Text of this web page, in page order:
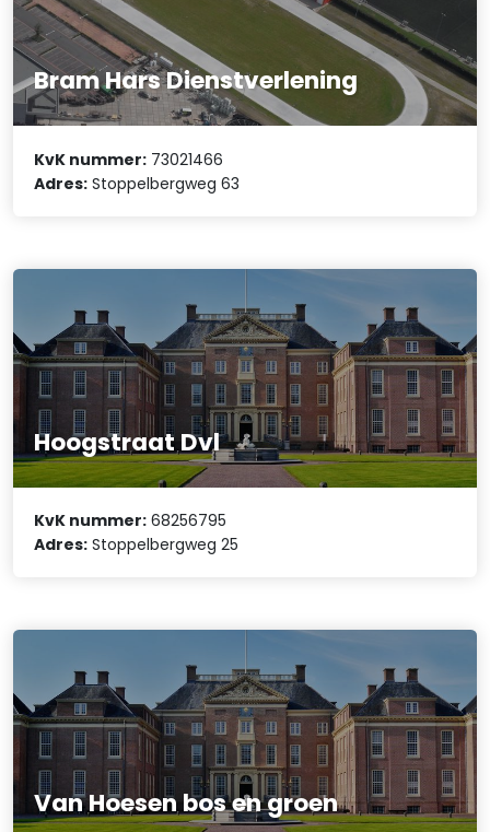
Bram Hars Dienstverlening
KvK nummer: 73021466
Adres: Stoppelbergweg 63
Hoogstraat Dvl
KvK nummer: 68256795
Adres: Stoppelbergweg 25
Van Hoesen bos en groen